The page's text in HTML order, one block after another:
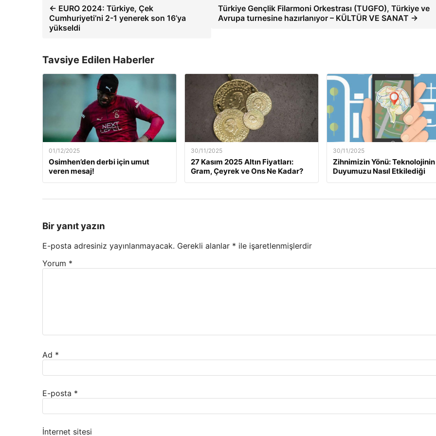
← EURO 2024: Türkiye, Çek
Cumhuriyeti’ni 2-1 yenerek son 16’ya
yükseldi
Türkiye Gençlik Filarmoni Orkestrası (TUGFO), Türkiye ve
Avrupa turnesine hazırlanıyor – KÜLTÜR VE SANAT →
Tavsiye Edilen Haberler
01/12/2025
Osimhen’den derbi için umut
veren mesaj!
30/11/2025
27 Kasım 2025 Altın Fiyatları:
Gram, Çeyrek ve Ons Ne Kadar?
30/11/2025
Zihnimizin Yönü: Teknolojinin
Duyumuzu Nasıl Etkilediği
Bir yanıt yazın
E-posta adresiniz yayınlanmayacak. Gerekli alanlar * ile işaretlenmişlerdir
Yorum *
Ad *
E-posta *
İnternet sitesi